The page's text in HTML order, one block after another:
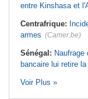
entre Kinshasa et
Centrafrique:
armes (Camer.be)
Sénégal:
bancaire lui retire
Voir Plus »